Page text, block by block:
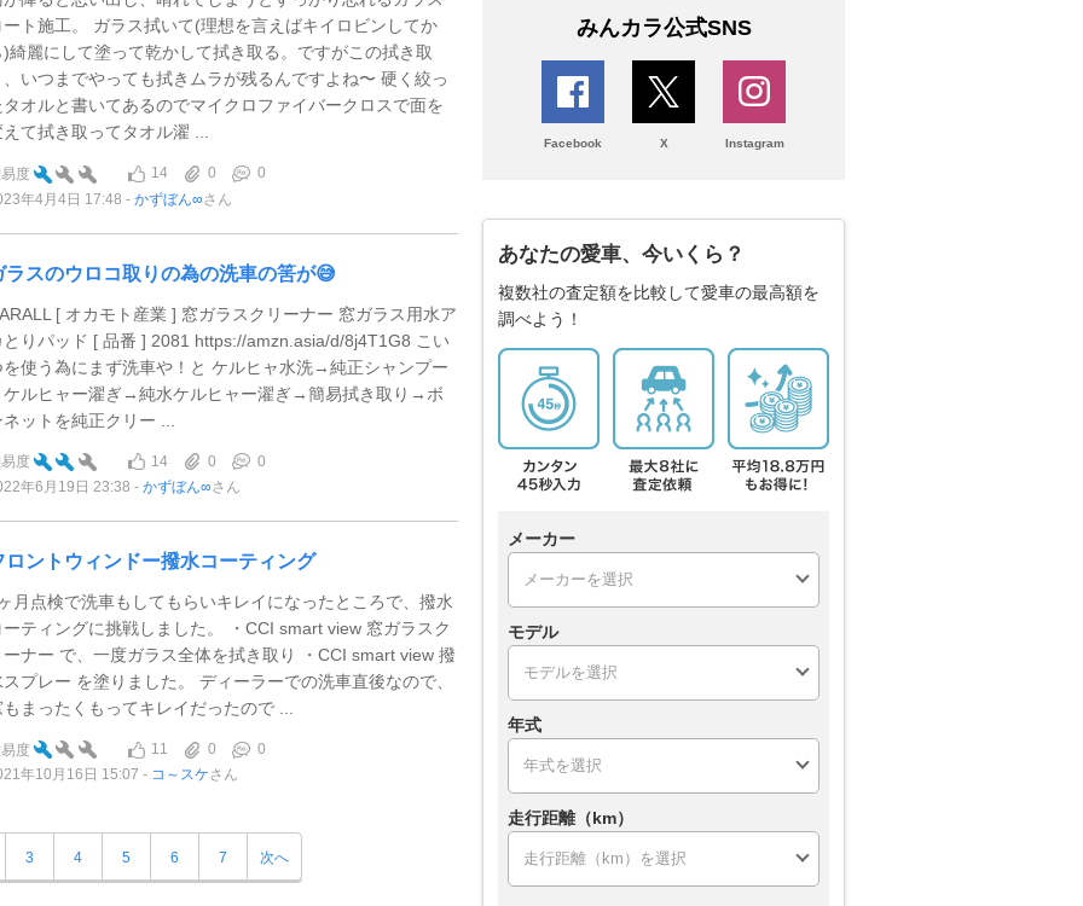
ート施工。 ガラス拭いて(理想を言えばキイロビンしてか
)綺麗にして塗って乾かして拭き取る。ですがこの拭き取
、いつまでやっても拭きムラが残るんですよね〜 硬く絞っ
タオルと書いてあるのでマイクロファイバークロスで面を
えて拭き取ってタオル濯 ...
度 14 0
0
年4月4日 17:48
かずぼん∞さん
ラスのウロコ取りの為の洗車の筈が😅
[ オカモト産業 ] 窓ガラスクリーナー 窓ガラス用水ア
とりパッド [ 品番 ] 2081 https://amzn.asia/d/8j4T1G8 こい
を使う為にまず洗車や！と ケルヒャ水洗→純正シャンプー
ルヒャー濯ぎ→純水ケルヒャー濯ぎ→簡易拭き取り→ボ
ットを純正クリー ...
度 14 0
0
年6月19日 23:38
かずぼん∞さん
ロントウィンドー撥水コーティング
月点検で洗車もしてもらいキレイになったところで、撥水
ーティングに挑戦しました。 ・CCI smart view 窓ガラスク
ーナー で、一度ガラス全体を拭き取り ・CCI smart view 撥
スプレー を塗りました。 ディーラーでの洗車直後なので、
もまったくもってキレイだったので ...
度 11 0
0
年10月16日 15:07
コ～スケさん
3 4 5 6 7 次へ
みんカラ公式SNS
Facebook X Instagram
あなたの愛車、今いくら？
複数社の査定額を比較して愛車の最高額を
調べよう！
メーカー
モデル
年式
走行距離（km）